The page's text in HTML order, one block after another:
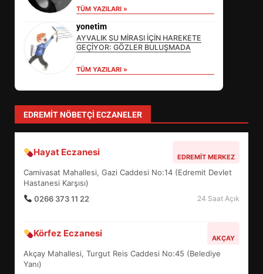
TÜM YAZILARI »
yonetim
AYVALIK SU MİRASI İÇİN HAREKETE
GEÇİYOR: GÖZLER BULUŞMADA
TÜM YAZILARI »
EDREMIT NÖBETÇI ECZANELER
Hayat Eczanesi EDREMIT MERKEZ
Camivasat Mahallesi, Gazi Caddesi No:14 (Edremit Devlet
Hastanesi Karşısı)
0266 373 11 22
24 Saat Açık
Körfez Eczanesi AKÇAY
Akçay Mahallesi, Turgut Reis Caddesi No:45 (Belediye
Yanı)
SÜRDÜRÜLEBİLİRLİKTE NE
DEĞİŞECEK?
4
5
BALIKESİR MÜZELERİNDE SÜRE
UZATILDI: NE DEĞİŞTİ?
6
TURNUVASI KAYITLARI NEYİ